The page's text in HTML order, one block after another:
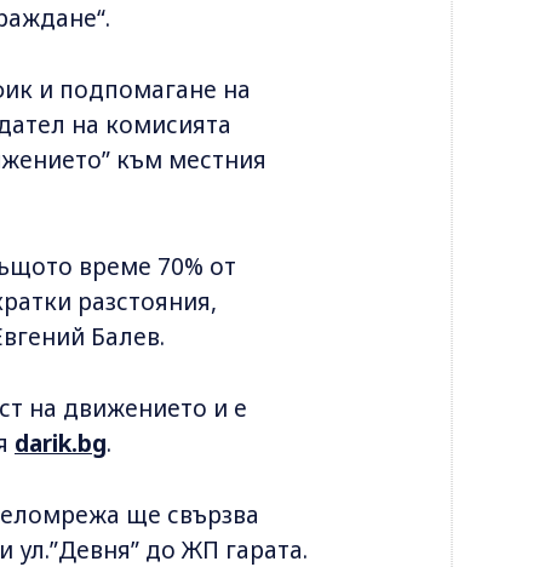
и подпомагане на
на комисията
към местния
време 70% от
разстояния,
Балев.
на движението и е
darik.bg.
ще свързва
ул.”Девня” до ЖП гарата.